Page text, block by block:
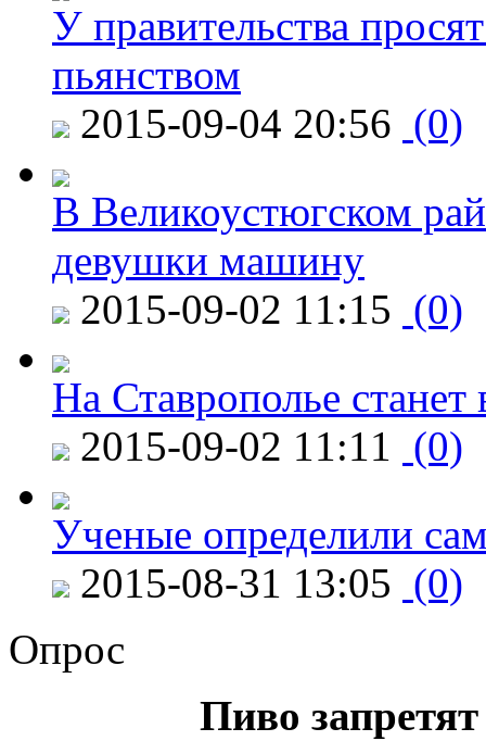
У правительства
пьянством
2015-09-04 20:56 (0)
В Великоустюгском
девушки машину
2015-09-02 11:15 (0)
На Ставрополье
2015-09-02 11:11 (0)
Ученые определили
2015-08-31 13:05 (0)
Опрос
Пиво